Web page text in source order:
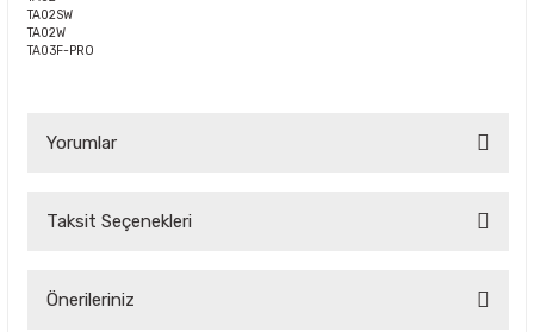
TA02SW
TA02W
TA03F-PRO
Yorumlar
Taksit Seçenekleri
Önerileriniz